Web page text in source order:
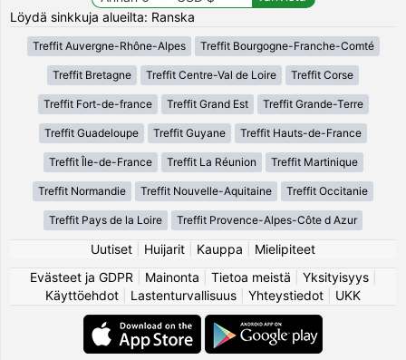
Löydä sinkkuja alueilta: Ranska
Treffit Auvergne-Rhône-Alpes Treffit Bourgogne-Franche-Comté
Treffit Bretagne Treffit Centre-Val de Loire Treffit Corse
Treffit Fort-de-france Treffit Grand Est Treffit Grande-Terre
Treffit Guadeloupe Treffit Guyane Treffit Hauts-de-France
Treffit Île-de-France Treffit La Réunion Treffit Martinique
Treffit Normandie Treffit Nouvelle-Aquitaine Treffit Occitanie
Treffit Pays de la Loire Treffit Provence-Alpes-Côte d Azur
Uutiset Huijarit Kauppa
Mielipiteet
Evästeet ja GDPR
Mainonta Tietoa meistä Yksityisyys|
Käyttöehdot
Lastenturvallisuus Yhteystiedot UKK